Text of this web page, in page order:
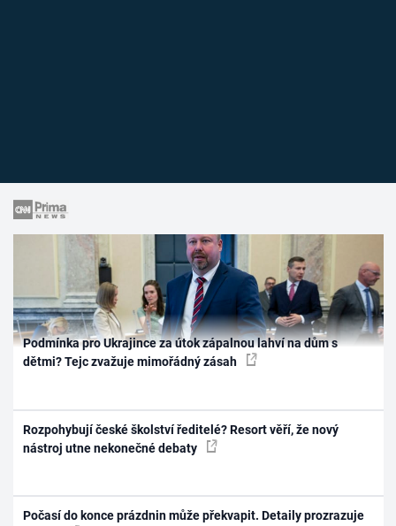
Podmínka pro Ukrajince za útok zápalnou lahví na dům s
dětmi? Tejc zvažuje mimořádný zásah
Rozpohybují české školství ředitelé? Resort věří, že nový
nástroj utne nekonečné debaty
Počasí do konce prázdnin může překvapit. Detaily prozrazuje